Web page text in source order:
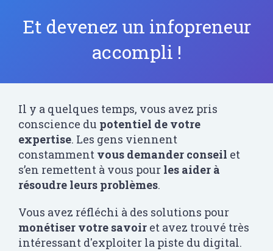
Et devenez un infopreneur
accompli !
Il y a quelques temps, vous avez pris
conscience du potentiel de votre
expertise. Les gens viennent
constamment vous demander conseil et
s’en remettent à vous pour les aider à
résoudre leurs problèmes.
Vous avez réfléchi à des solutions pour
monétiser votre savoir et avez trouvé très
intéressant d'exploiter la piste du digital.